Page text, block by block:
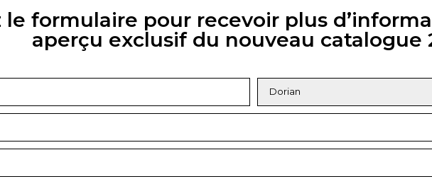
le formulaire pour recevoir plus
aperçu exclusif du nouveau catalogue